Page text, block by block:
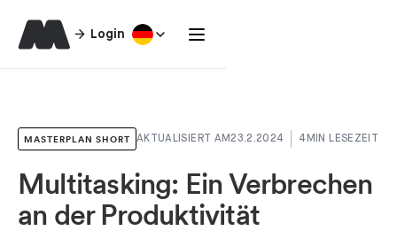
Login
MASTERPLAN SHORT AKTUALISIERT AM23.2.2024 4 MIN LESEZEIT
Multitasking: Ein Verbrechen
an der Produktivität